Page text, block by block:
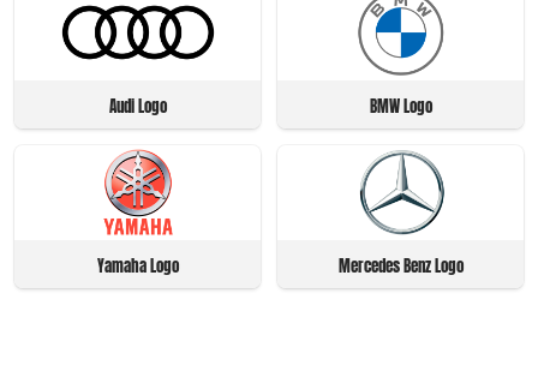
Audi Logo BMW Logo
Yamaha Logo Mercedes Benz Logo